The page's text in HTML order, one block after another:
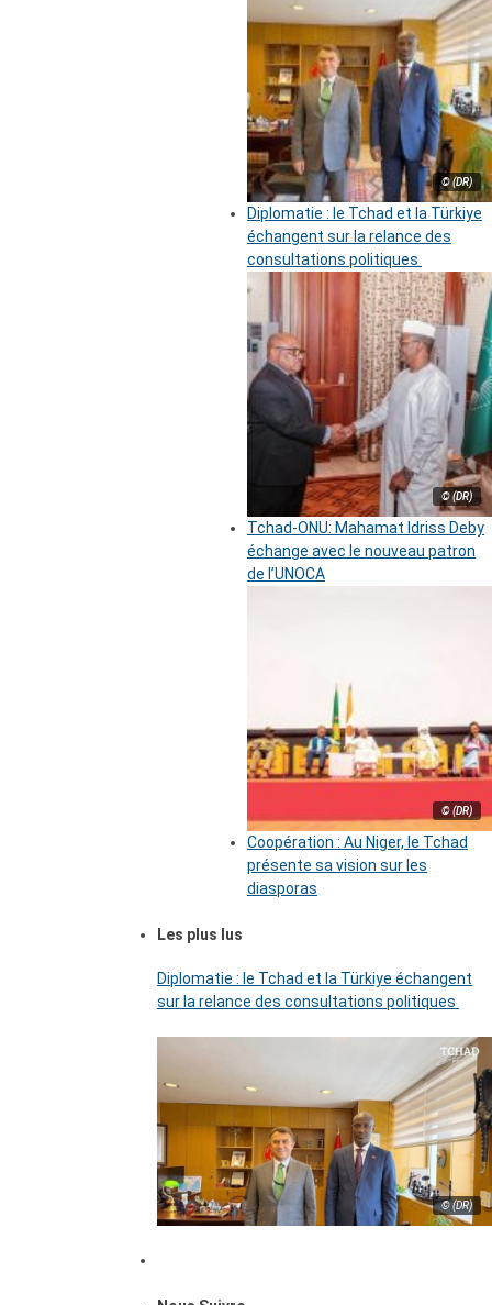
© (DR)
Diplomatie : le Tchad et la Türkiye
échangent sur la relance des
consultations politiques
© (DR)
Tchad-ONU: Mahamat Idriss Deby
échange avec le nouveau patron
de l’UNOCA
© (DR)
Coopération : Au Niger, le Tchad
présente sa vision sur les
diasporas
Les plus lus
Diplomatie : le Tchad et la Türkiye échangent
sur la relance des consultations politiques
© (DR)